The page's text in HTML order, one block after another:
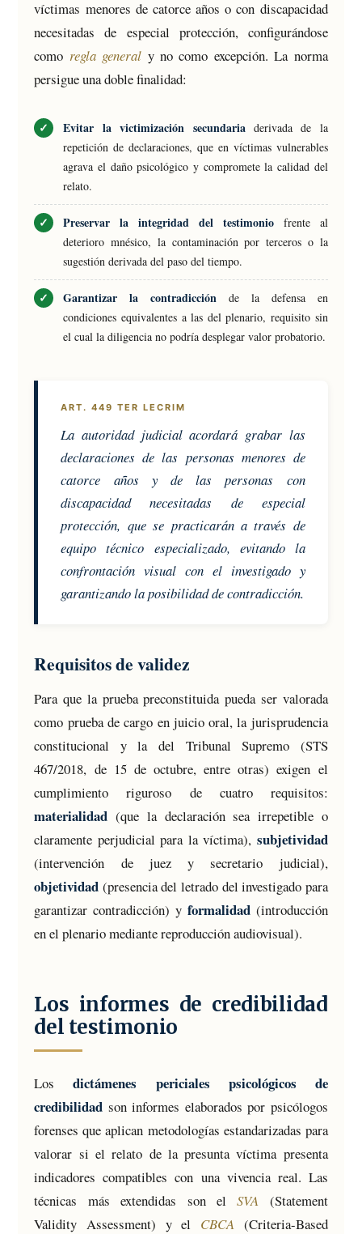
víctimas menores de catorce años o con discapacidad
necesitadas de especial protección, configurándose
como regla general y no como excepción. La norma
persigue una doble finalidad:
Evitar la victimización secundariaderivada de la
repetición de declaraciones, que en víctimas vulnerables
agrava el daño psicológico y compromete la calidad del
relato.
Preservar la integridad del testimoniofrente al
deterioro mnésico, la contaminación por terceros o la
sugestión derivada del paso del tiempo.
Garantizar la contradicción de la defensa en
condiciones equivalentes a las del plenario, requisito sin
el cual la diligencia no podría desplegar valor probatorio.
ART. 449 TER LECRIM
La autoridad judicial acordará grabar las
declaraciones de las personas menores de
catorce años y de las personas con
discapacidad necesitadas de especial
protección, que se practicarán a través de
equipo técnico especializado, evitando la
confrontación visual con el investigado y
garantizando la posibilidad de contradicción.
Requisitos de validez
Para que la prueba preconstituida pueda ser valorada
como prueba de cargo en juicio oral, la jurisprudencia
constitucional y la del Tribunal Supremo (STS
467/2018, de 15 de octubre, entre otras) exigen el
cumplimiento riguroso de cuatro requisitos:
materialidad (que la declaración sea irrepetible o
claramente perjudicial para la víctima), subjetividad
(intervención de juez y secretario judicial),
objetividad (presencia del letrado del investigado para
garantizar contradicción) y formalidad(introducción
en el plenario mediante reproducción audiovisual).
Los informes de credibilidad
del testimonio
Losdictámenes periciales psicológicos de
credibilidad son informes elaborados por psicólogos
forenses que aplican metodologías estandarizadas para
valorar si el relato de la presunta víctima presenta
indicadores compatibles con una vivencia real. Las
técnicas más extendidas son elSVA (Statement
Validity Assessment) y el CBCA(Criteria-Based